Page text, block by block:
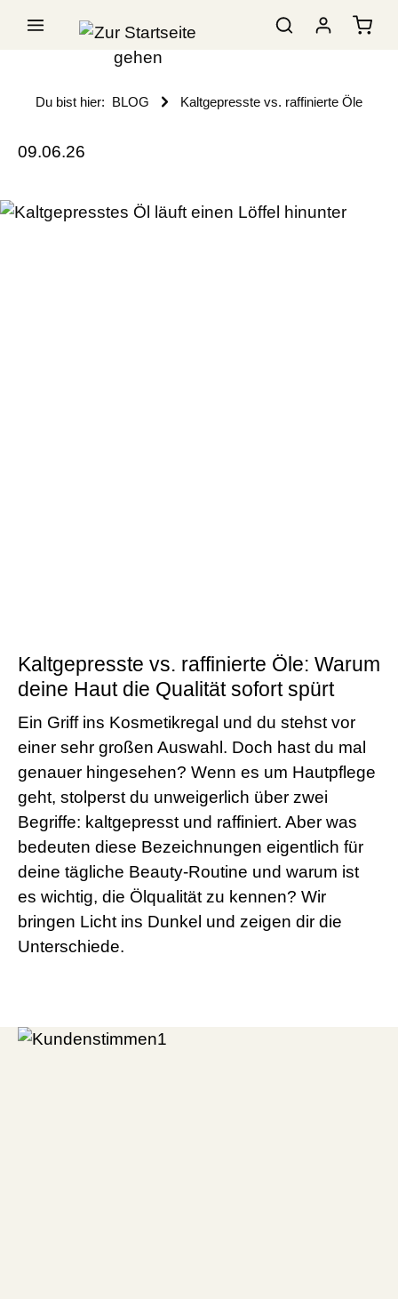
Du bist hier: BLOG Kaltgepresste vs. raffinierte Öle
09.06.26
Kaltgepresste vs. raffinierte Öle: Warum
deine Haut die Qualität sofort spürt
Ein Griff ins Kosmetikregal und du stehst vor
einer sehr großen Auswahl. Doch hast du mal
genauer hingesehen? Wenn es um Hautpflege
geht, stolperst du unweigerlich über zwei
Begriffe: kaltgepresst und raffiniert. Aber was
bedeuten diese Bezeichnungen eigentlich für
deine tägliche Beauty-Routine und warum ist
es wichtig, die Ölqualität zu kennen? Wir
bringen Licht ins Dunkel und zeigen dir die
Unterschiede.